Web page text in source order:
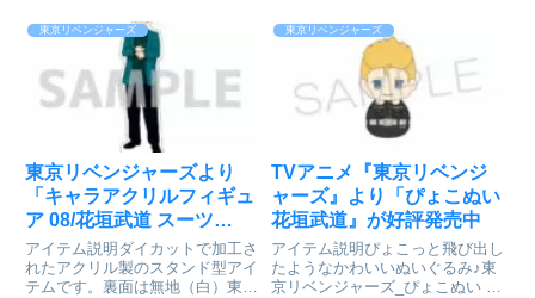
衣装を着用した新規描き下ろしと
幼稚園の衣装を着用したミニキャ
ラ描き起こしを並べて飾って楽し
めるデザインです。（セット商...
(65mm) 01/スーツver. ブラインド
(全7種)Ⓒ和久井健・講談社／ア
ニメ「東京リベンジャーズ」製作
委員会col...
東京リベンジャーズ
東京リベンジャーズより
「キャラアクリルフィギュ
ア 08/花垣武道 スーツ
ver.」の紹介
アイテム説明ダイカットで加工さ
れたアクリル製のスタンド型アイ
テムです。裏面は無地（白）東京
東京リベンジャーズ
TVアニメ『東京リベンジ
ャーズ』より「ぴょこぬい
花垣武道』が好評発売中
アイテム説明ぴょこっと飛び出し
たようなかわいいぬいぐるみ♪東
京リベンジャーズ_ぴょこぬい 花